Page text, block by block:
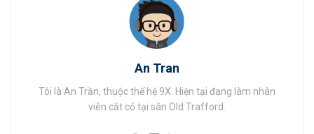
An Tran
Tôi là An Trần, thuộc thế hệ 9X. Hiện tại đang làm nhân
viên cắt cỏ tại sân Old Trafford.